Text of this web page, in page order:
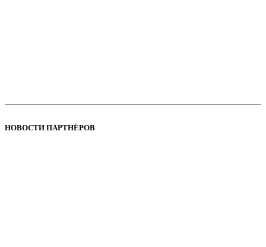
НОВОСТИ ПАРТНЁРОВ